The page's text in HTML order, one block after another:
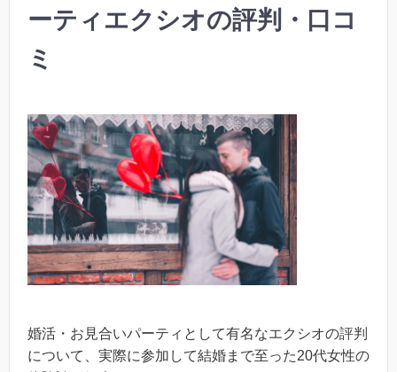
ーティエクシオの評判・口コ
ミ
婚活・お見合いパーティとして有名なエクシオの評判
について、実際に参加して結婚まで至った20代女性の